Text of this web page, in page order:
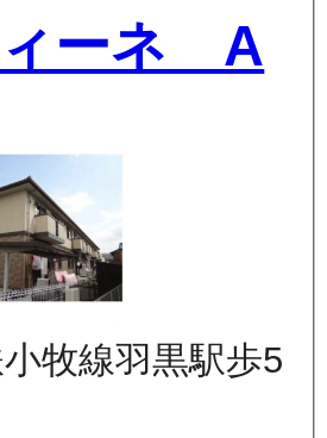
ィーネ A
牧線羽黒駅歩5